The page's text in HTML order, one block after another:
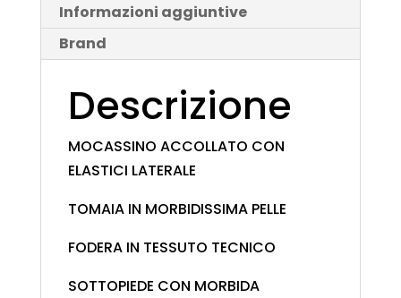
Informazioni aggiuntive
Brand
Descrizione
MOCASSINO ACCOLLATO CON
ELASTICI LATERALE
TOMAIA IN MORBIDISSIMA PELLE
FODERA IN TESSUTO TECNICO
SOTTOPIEDE CON MORBIDA